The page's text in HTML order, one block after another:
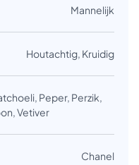
Mannelijk
Houtachtig, Kruidig
Peper, Perzik,
Vetiver
Chanel